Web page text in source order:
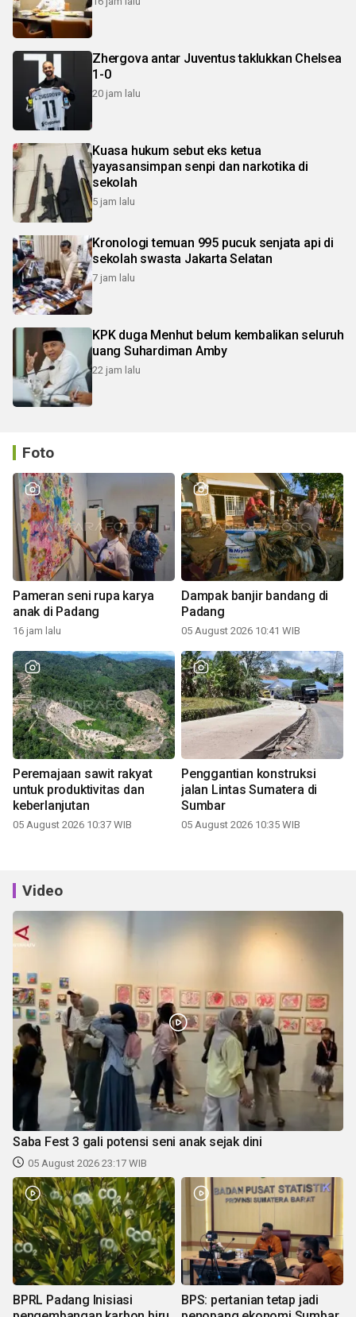
Zhergova antar Juventus taklukkan Chelsea
1-0
20 jam lalu
Kuasa hukum sebut eks ketua
yayasansimpan senpi dan narkotika di
sekolah
5 jam lalu
Kronologi temuan 995 pucuk senjata api di
sekolah swasta Jakarta Selatan
7 jam lalu
KPK duga Menhut belum kembalikan seluruh
uang Suhardiman Amby
22 jam lalu
Foto
Pameran seni rupa karya
anak di Padang
16 jam lalu
Dampak banjir bandang di
Padang
05 August 2026 10:41 WIB
Peremajaan sawit rakyat
untuk produktivitas dan
keberlanjutan
05 August 2026 10:37 WIB
Penggantian konstruksi
jalan Lintas Sumatera di
Sumbar
05 August 2026 10:35 WIB
Video
Saba Fest 3 gali potensi seni anak sejak dini
05 August 2026 23:17 WIB
BPRL Padang Inisiasi
BPS: pertanian tetap jadi